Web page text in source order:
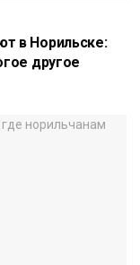
в Норильске:
другое